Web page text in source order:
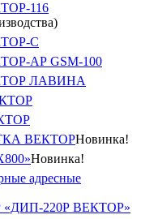
116
С
АР GSM-100
ЛАВИНА
ВЕКТОРНовинка!
Новинка!
адресные
«ДИП-220Р ВЕКТОР»